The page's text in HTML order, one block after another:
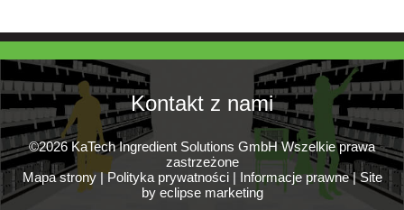
Kontakt z nami
©2026 KaTech Ingredient Solutions GmbH Wszelkie prawa
zastrzeżone
Mapa strony|Polityka prywatności| Informacje prawne|Site
by eclipse marketing